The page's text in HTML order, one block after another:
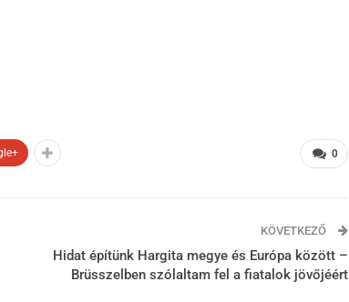
0
KÖVETKEZŐ
Hidat építünk Hargita megye és Európa között –
Brüsszelben szólaltam fel a fiatalok jövőjéért